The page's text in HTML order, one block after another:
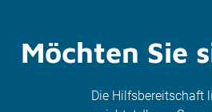
Möchten Sie
Die Hilfsbereitschaft